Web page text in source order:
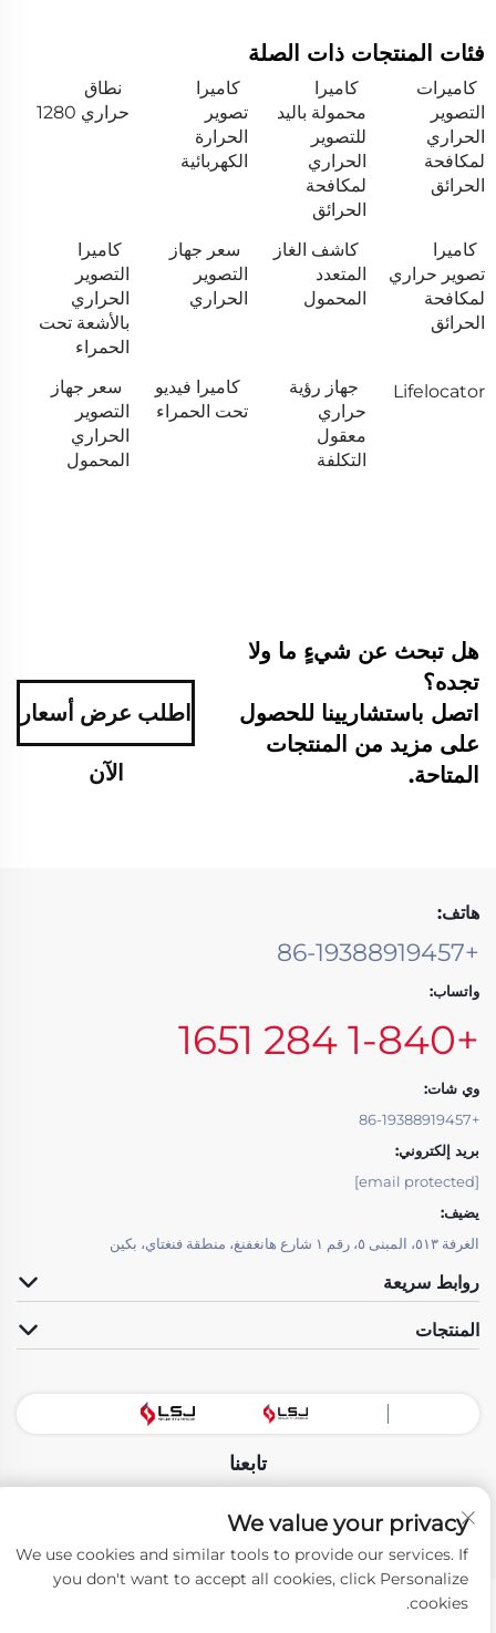
فئات المنتجات ذات الصلة
كاميرات
التصوير
الحراري
لمكافحة
الحرائق
كاميرا
محمولة باليد
للتصوير
الحراري
لمكافحة
الحرائق
كاميرا
تصوير
الحرارة
الكهربائية
نطاق
حراري 1280
كاميرا
تصوير حراري
لمكافحة
الحرائق
كاشف الغاز
المتعدد
المحمول
سعر جهاز
التصوير
الحراري
كاميرا
التصوير
الحراري
بالأشعة تحت
الحمراء
Lifelocator
جهاز رؤية
حراري
معقول
التكلفة
كاميرا فيديو
تحت الحمراء
سعر جهاز
التصوير
الحراري
المحمول
هل تبحث عن شيءٍ ما ولا
تجده؟
اتصل باستشاريينا للحصول
على مزيد من المنتجات
المتاحة.
اطلب عرض أسعار
الآن
هاتف:
+86-19388919457
واتساب:
+1-840 284 1651
وي شات:
+86-19388919457
بريد إلكتروني:
يضيف:
الغرفة ٥١٣، المبنى ٥، رقم ١ شارع هانغفنغ، منطقة فنغتاي، بكين
روابط سريعة
المنتجات
تابعنا
- سياسة الخصوصية
We value your privacy
We use cookies and similar tools to provide our services. If
you don't want to accept all cookies, click Personalize
cookies.